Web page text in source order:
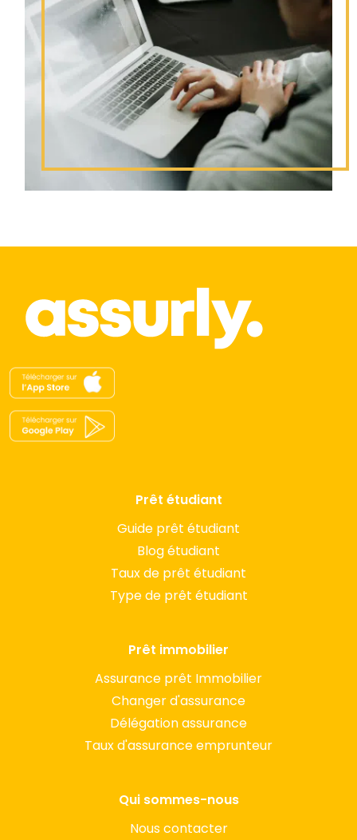
Prêt étudiant
Guide prêt étudiant
Blog étudiant
Taux de prêt étudiant
Type de prêt étudiant
Prêt immobilier
Assurance prêt Immobilier
Changer d'assurance
Délégation assurance
Taux d'assurance emprunteur
Qui sommes-nous
Nous contacter